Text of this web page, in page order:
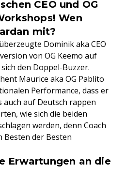
CEO und OG
Wen
mit?
Dominik aka CEO
von OG Keemo auf
den Doppel-Buzzer.
Maurice aka OG Pablito
Performance, dass er
auch auf Deutsch rappen
wie sich die beiden
werden, denn Coach
Besten der Besten
Erwartungen an die